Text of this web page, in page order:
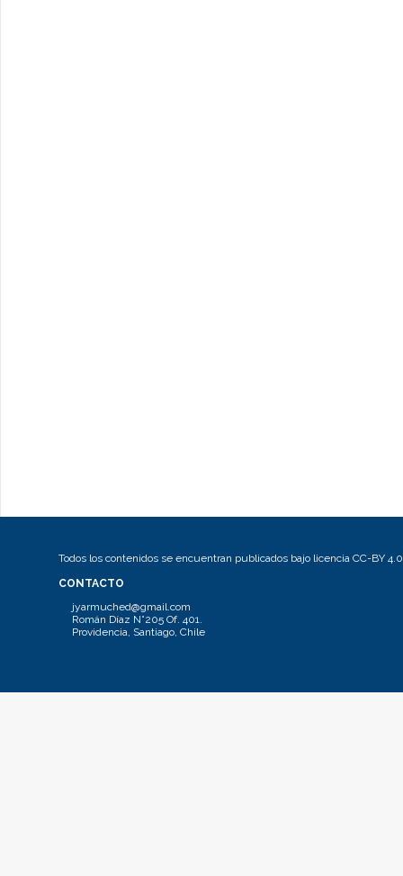
Todos los contenidos se encuentran publicados bajo licencia CC-BY 4.0
CONTACTO
jyarmuched@gmail.com
Román Díaz N°205 Of. 401.
Providencia, Santiago, Chile